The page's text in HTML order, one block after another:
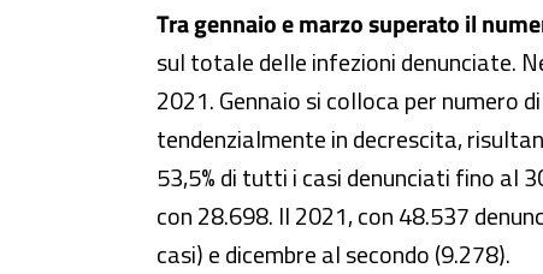
Tra gennaio e marzo superato il
sul totale delle infezioni denunciate.
2021. Gennaio si colloca per numero
tendenzialmente in decrescita,
53,5% di tutti i casi denunciati fino al
con 28.698. Il 2021, con 48.537
casi) e dicembre al secondo (9.278).